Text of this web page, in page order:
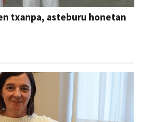
txanpa, asteburu honetan